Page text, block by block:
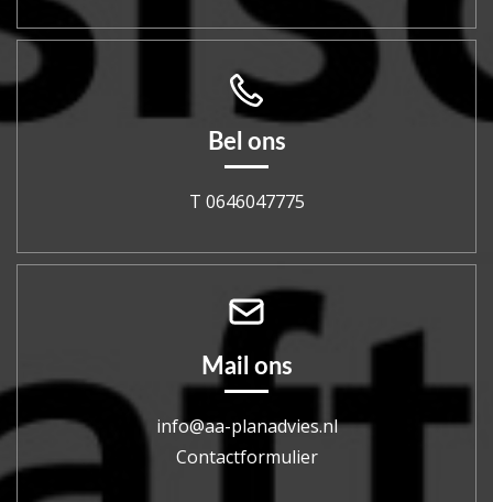
Bel ons
T 0646047775
Mail ons
info@aa-planadvies.nl
Contactformulier